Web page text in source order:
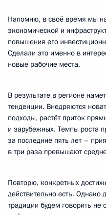
Напомню, в своё время мы
экономической и
повышения его
Сделали это именно в
новые рабочие места.
В результате в регионе
тенденции. Внедряются
подходы, растёт приток
и зарубежных. Темпы роста
за последние пять лет –
в три раза превышают
Повторю, конкретных
действительно есть. Однако
традиции будем говорить не